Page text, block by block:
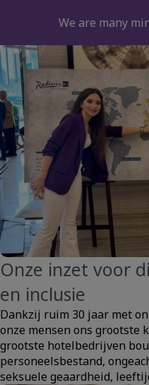
We are many
Onze inzet voor
en inclusie
Dankzij ruim 30 jaar met
onze mensen ons grootste
grootste hotelbedrijven
personeelsbestand,
seksuele geaardheid,